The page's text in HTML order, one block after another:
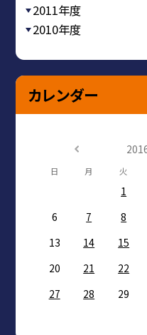
2011年度
2010年度
カレンダー
日 月 火
1
6
7 8
13
14 15
20
21 22
27
28 29